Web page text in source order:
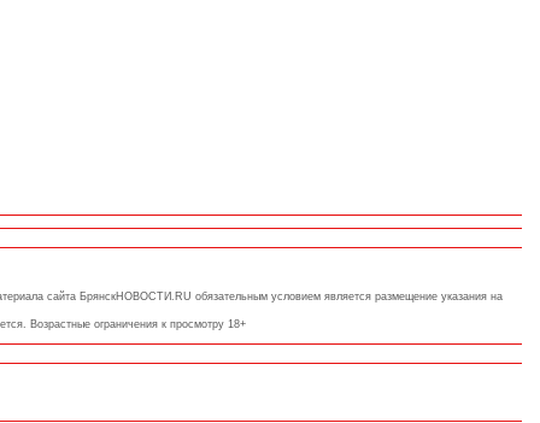
сайта БрянскНОВОСТИ.RU обязательным условием является размещение указания на
Возрастные ограничения к просмотру 18+